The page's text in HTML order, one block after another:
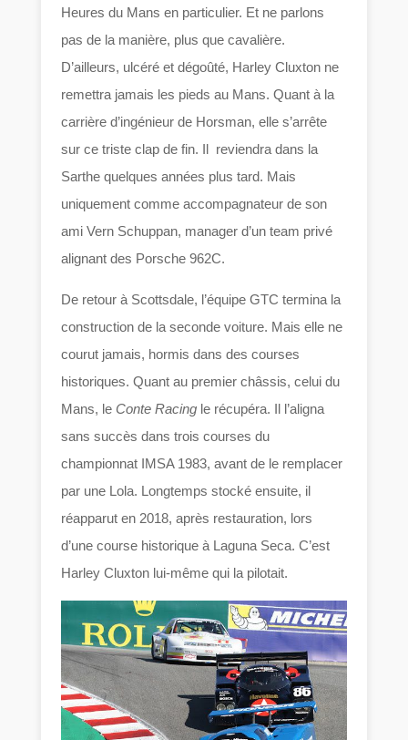
Heures du Mans en particulier. Et ne parlons
pas de la manière, plus que cavalière.
D’ailleurs, ulcéré et dégoûté, Harley Cluxton ne
remettra jamais les pieds au Mans. Quant à la
carrière d’ingénieur de Horsman, elle s’arrête
sur ce triste clap de fin. Il reviendra dans la
Sarthe quelques années plus tard. Mais
uniquement comme accompagnateur de son
ami Vern Schuppan, manager d’un team privé
alignant des Porsche 962C.
De retour à Scottsdale, l’équipe GTC termina la
construction de la seconde voiture. Mais elle ne
courut jamais, hormis dans des courses
historiques. Quant au premier châssis, celui du
Mans, le Conte Racing le récupéra. Il l’aligna
sans succès dans trois courses du
championnat IMSA 1983, avant de le remplacer
par une Lola. Longtemps stocké ensuite, il
réapparut en 2018, après restauration, lors
d’une course historique à Laguna Seca. C’est
Harley Cluxton lui-même qui la pilotait.